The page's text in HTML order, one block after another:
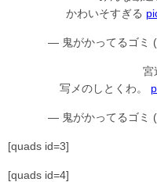
かわいそすぎる
— 鬼がかってるゴミ
宮
写メのしとくわ。
— 鬼がかってるゴミ
[quads id=3]
[quads id=4]